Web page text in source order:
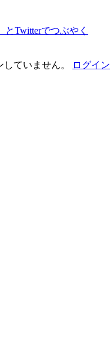
とTwitterでつぶやく
ていません。
ログイン